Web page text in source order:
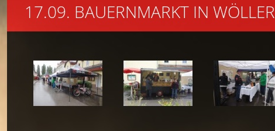
17.09. BAUERNMARKT IN